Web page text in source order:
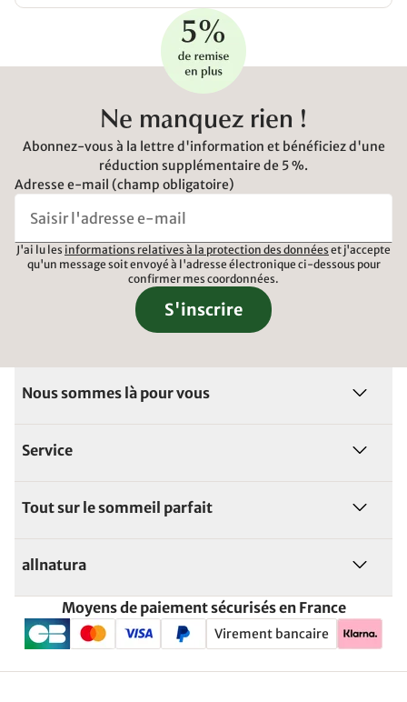
Ne manquez rien !
Abonnez-vous à la lettre d'information et bénéficiez d'une
réduction supplémentaire de 5 %.
Adresse e-mail (champ obligatoire)
J'ai lu les informations relatives à la protection des données et j'accepte
qu'un message soit envoyé à l'adresse électronique ci-dessous pour
confirmer mes coordonnées.
S'inscrire
Nous sommes là pour vous
Service
Tout sur le sommeil parfait
allnatura
Moyens de paiement sécurisés en France
Virement bancaire